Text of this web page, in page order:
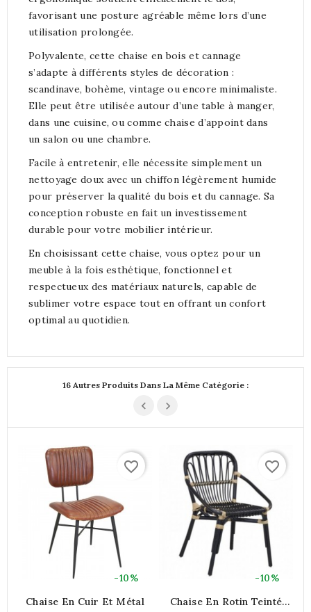
favorisant une posture agréable même lors d’une
utilisation prolongée.
Polyvalente, cette chaise en bois et cannage
s’adapte à différents styles de décoration :
scandinave, bohème, vintage ou encore minimaliste.
Elle peut être utilisée autour d’une table à manger,
dans une cuisine, ou comme chaise d’appoint dans
un salon ou une chambre.
Facile à entretenir, elle nécessite simplement un
nettoyage doux avec un chiffon légèrement humide
pour préserver la qualité du bois et du cannage. Sa
conception robuste en fait un investissement
durable pour votre mobilier intérieur.
En choisissant cette chaise, vous optez pour un
meuble à la fois esthétique, fonctionnel et
respectueux des matériaux naturels, capable de
sublimer votre espace tout en offrant un confort
optimal au quotidien.
16 Autres Produits Dans La Même Catégorie :
-10%
favorite_border
Chaise En Cuir Et Métal
-10%
favorite_border
Chaise En Rotin Teinté